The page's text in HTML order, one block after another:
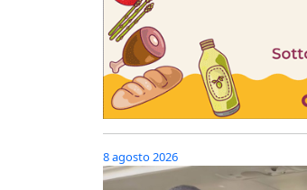
8 agosto 2026